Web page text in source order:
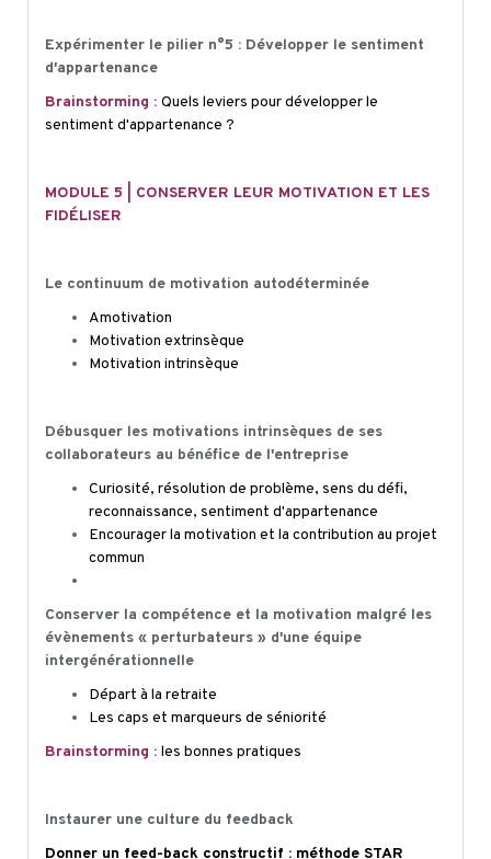
Expérimenter le pilier n°5 : Développer le sentiment
d'appartenance
Brainstorming : Quels leviers pour développer le
sentiment d'appartenance ?
MODULE 5 | CONSERVER LEUR MOTIVATION ET LES
FIDÉLISER
Le continuum de motivation autodéterminée
Amotivation
Motivation extrinsèque
Motivation intrinsèque
Débusquer les motivations intrinsèques de ses
collaborateurs au bénéfice de l'entreprise
Curiosité, résolution de problème, sens du défi,
reconnaissance, sentiment d'appartenance
Encourager la motivation et la contribution au projet
commun
Conserver la compétence et la motivation malgré les
évènements « perturbateurs » d'une équipe
intergénérationnelle
Départ à la retraite
Les caps et marqueurs de séniorité
Brainstorming : les bonnes pratiques
Instaurer une culture du feedback
Donner un feed-back constructif : méthode STAR